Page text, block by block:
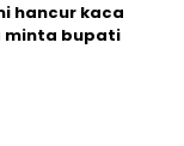
hancur kaca
minta bupati